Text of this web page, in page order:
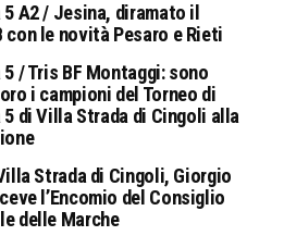
A2 / Jesina, diramato il
con le novità Pesaro e Rieti
5 / Tris BF Montaggi: sono
i campioni del Torneo di
5 di Villa Strada di Cingoli alla
Strada di Cingoli, Giorgio
l’Encomio del Consiglio
delle Marche